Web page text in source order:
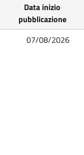
Data inizio
pubblicazione
07/08/2026